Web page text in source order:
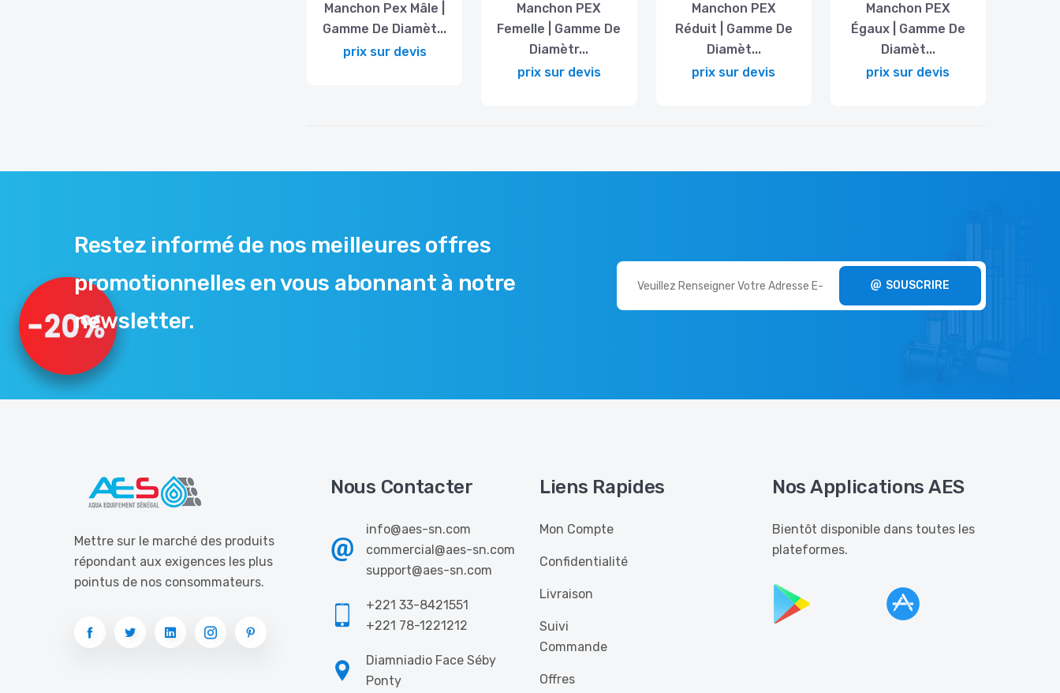
Manchon Pex Mâle |
Gamme De Diamèt...
prix sur devis
Manchon PEX
Femelle | Gamme De
Diamètr...
prix sur devis
Manchon PEX
Réduit | Gamme De
Diamèt...
prix sur devis
Manchon PEX
Égaux | Gamme De
Diamèt...
prix sur devis
Restez informé de nos meilleures offres
promotionnelles en vous abonnant à notre
newsletter.
SOUSCRIRE
Mettre sur le marché des produits
répondant aux exigences les plus
pointus de nos consommateurs.
Nous Contacter
info@aes-sn.com
commercial@aes-sn.com
support@aes-sn.com
+221 33-8421551
+221 78-1221212
Diamniadio Face Séby
Ponty
Liens Rapides
Mon Compte
Confidentialité
Livraison
Suivi
Commande
Offres
Nos Applications AES
Bientôt disponible dans toutes les
plateformes.